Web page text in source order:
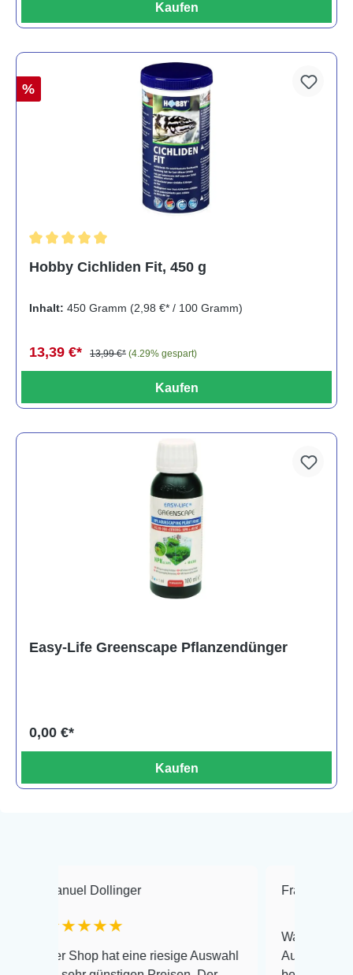
Kaufen
%
Hobby Cichliden Fit, 450 g
Inhalt: 450 Gramm (2,98 €* / 100 Gramm)
13,39 €* 13,99 €* (4.29% gespart)
Kaufen
Easy-Life Greenscape Pflanzendünger
0,00 €*
Kaufen
Dollinger
Shop hat eine riesige Auswahl
Frank Hackmayer
Warenanlieferung Top
Auswahl plus